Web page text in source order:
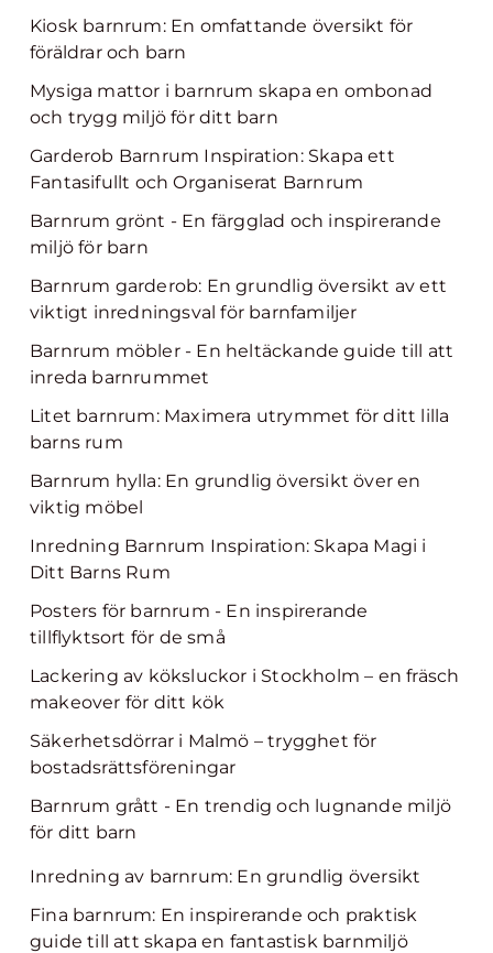
Kiosk barnrum: En omfattande översikt för
föräldrar och barn
Mysiga mattor i barnrum skapa en ombonad
och trygg miljö för ditt barn
Garderob Barnrum Inspiration: Skapa ett
Fantasifullt och Organiserat Barnrum
Barnrum grönt - En färgglad och inspirerande
miljö för barn
Barnrum garderob: En grundlig översikt av ett
viktigt inredningsval för barnfamiljer
Barnrum möbler - En heltäckande guide till att
inreda barnrummet
Litet barnrum: Maximera utrymmet för ditt lilla
barns rum
Barnrum hylla: En grundlig översikt över en
viktig möbel
Inredning Barnrum Inspiration: Skapa Magi i
Ditt Barns Rum
Posters för barnrum - En inspirerande
tillflyktsort för de små
Lackering av köksluckor i Stockholm – en fräsch
makeover för ditt kök
Säkerhetsdörrar i Malmö – trygghet för
bostadsrättsföreningar
Barnrum grått - En trendig och lugnande miljö
för ditt barn
Inredning av barnrum: En grundlig översikt
Fina barnrum: En inspirerande och praktisk
guide till att skapa en fantastisk barnmiljö